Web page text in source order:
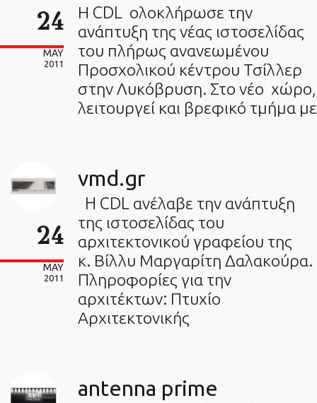
24
MAY
2011
Η CDL ολοκλήρωσε την
ανάπτυξη της νέας ιστοσελίδας
του πλήρως ανανεωμένου
Προσχολικού κέντρου Τσίλλερ
στην Λυκόβρυση. Στο νέο χώρο,
λειτουργεί και βρεφικό τμήμα με
24
MAY
2011
vmd.gr
H CDL ανέλαβε την ανάπτυξη
της ιστοσελίδας του
αρχιτεκτονικού γραφείου της
κ. Βίλλυ Μαργαρίτη Δαλακούρα.
Πληροφορίες για την
αρχιτέκτων: Πτυχίο
Αρχιτεκτονικής
antenna prime